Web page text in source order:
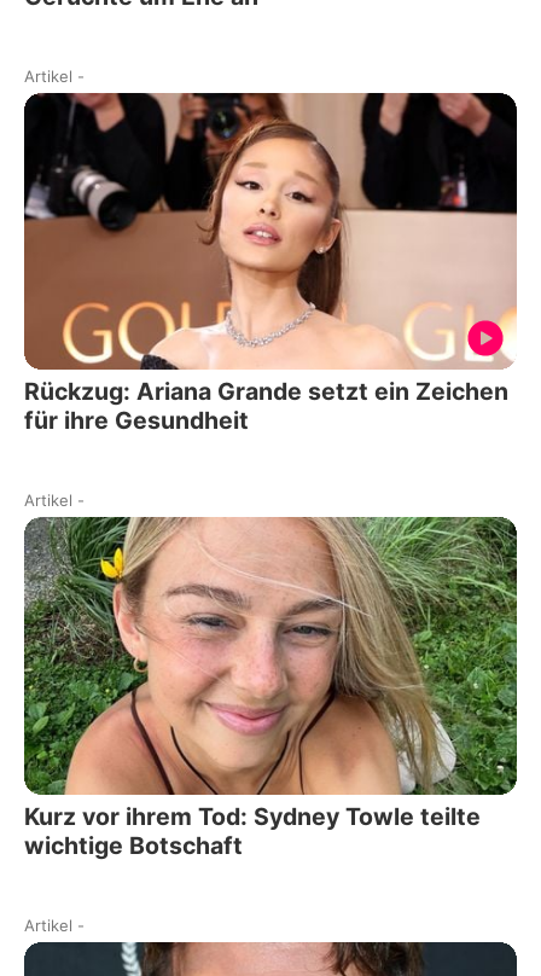
Artikel -
Rückzug: Ariana Grande setzt ein Zeichen
für ihre Gesundheit
Artikel -
Kurz vor ihrem Tod: Sydney Towle teilte
wichtige Botschaft
Artikel -